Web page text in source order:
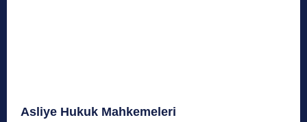
Asliye Hukuk Mahkemeleri